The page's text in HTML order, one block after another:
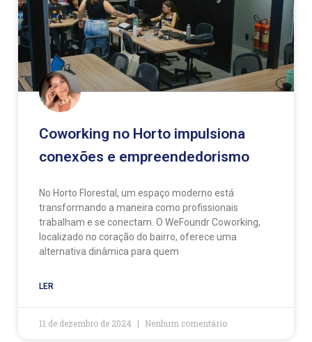
Coworking no Horto impulsiona
conexões e empreendedorismo
No Horto Florestal, um espaço moderno está
transformando a maneira como profissionais
trabalham e se conectam. O WeFoundr Coworking,
localizado no coração do bairro, oferece uma
alternativa dinâmica para quem
LER
11 de dezembro de 2024 Nenhum comentário